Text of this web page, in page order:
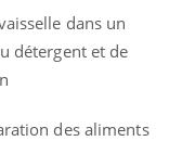
dans un
détergent et de
des aliments